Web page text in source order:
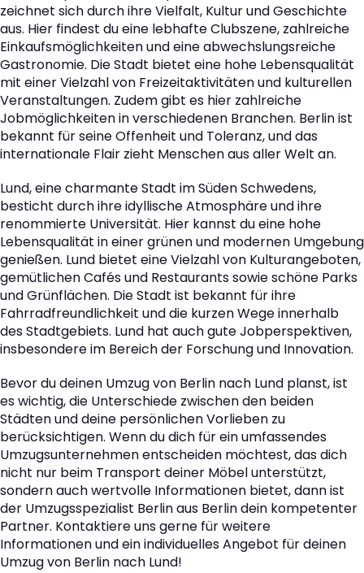
zeichnet sich durch ihre Vielfalt, Kultur und Geschichte
aus. Hier findest du eine lebhafte Clubszene, zahlreiche
Einkaufsmöglichkeiten und eine abwechslungsreiche
Gastronomie. Die Stadt bietet eine hohe Lebensqualität
mit einer Vielzahl von Freizeitaktivitäten und kulturellen
Veranstaltungen. Zudem gibt es hier zahlreiche
Jobmöglichkeiten in verschiedenen Branchen. Berlin ist
bekannt für seine Offenheit und Toleranz, und das
internationale Flair zieht Menschen aus aller Welt an.
Lund, eine charmante Stadt im Süden Schwedens,
besticht durch ihre idyllische Atmosphäre und ihre
renommierte Universität. Hier kannst du eine hohe
Lebensqualität in einer grünen und modernen Umgebung
genießen. Lund bietet eine Vielzahl von Kulturangeboten,
gemütlichen Cafés und Restaurants sowie schöne Parks
und Grünflächen. Die Stadt ist bekannt für ihre
Fahrradfreundlichkeit und die kurzen Wege innerhalb
des Stadtgebiets. Lund hat auch gute Jobperspektiven,
insbesondere im Bereich der Forschung und Innovation.
Bevor du deinen Umzug von Berlin nach Lund planst, ist
es wichtig, die Unterschiede zwischen den beiden
Städten und deine persönlichen Vorlieben zu
berücksichtigen. Wenn du dich für ein umfassendes
Umzugsunternehmen entscheiden möchtest, das dich
nicht nur beim Transport deiner Möbel unterstützt,
sondern auch wertvolle Informationen bietet, dann ist
der Umzugsspezialist Berlin aus Berlin dein kompetenter
Partner. Kontaktiere uns gerne für weitere
Informationen und ein individuelles Angebot für deinen
Umzug von Berlin nach Lund!